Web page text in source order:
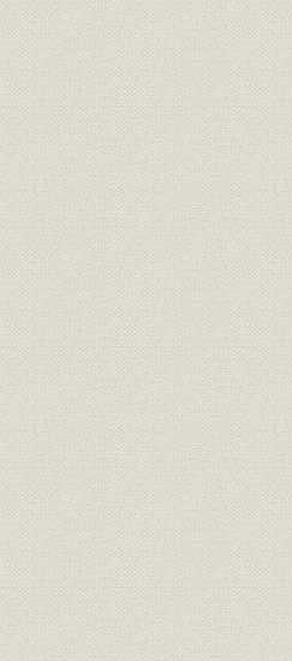
会社の解散
第2節 九州における電気事業の
1 日清戦争後の電灯会社設立
日清戦争後の企業勃興
電気事業の発展と九州
先発企業の直接投資
電気事業者の営業状況
2 長崎電灯
開業
事業展開と経営状況
3 博多電灯
創業の経緯
開業